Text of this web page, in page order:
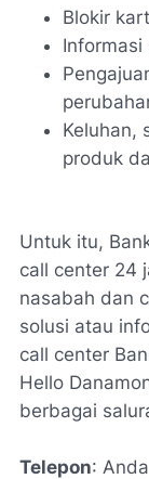
Blokir
Keluhan,
produk
Untuk itu,
call center 24
nasabah dan
solusi atau
call center
Hello
berbagai
Telepon: